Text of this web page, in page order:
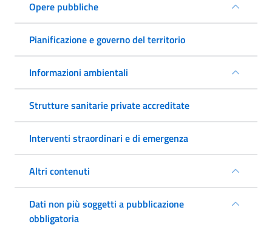
Opere pubbliche
Pianificazione e governo del territorio
Informazioni ambientali
Strutture sanitarie private accreditate
Interventi straordinari e di emergenza
Altri contenuti
Dati non più soggetti a pubblicazione
obbligatoria